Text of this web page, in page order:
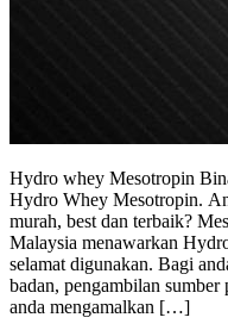
Hydro whey Mesotropin
Hydro Whey Mesotropin.
murah, best dan terbaik?
Malaysia menawarkan
selamat digunakan. Bagi
badan, pengambilan
anda mengamalkan […]